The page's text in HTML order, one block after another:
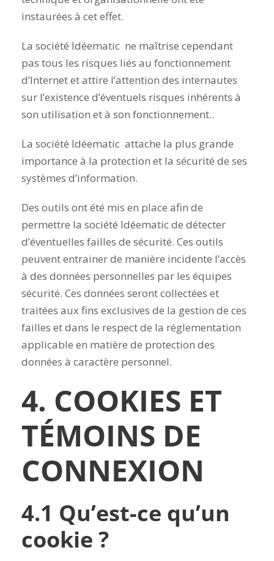
instaurées à cet effet.
La société Idéematic ne maîtrise cependant
pas tous les risques liés au fonctionnement
d’Internet et attire l’attention des internautes
sur l’existence d’éventuels risques inhérents à
son utilisation et à son fonctionnement..
La société Idéematic attache la plus grande
importance à la protection et la sécurité de ses
systèmes d’information.
Des outils ont été mis en place afin de
permettre la société Idéematic de détecter
d’éventuelles failles de sécurité. Ces outils
peuvent entrainer de manière incidente l’accès
à des données personnelles par les équipes
sécurité. Ces données seront collectées et
traitées aux fins exclusives de la gestion de ces
failles et dans le respect de la réglementation
applicable en matière de protection des
données à caractère personnel.
4. COOKIES ET
TÉMOINS DE
CONNEXION
4.1 Qu’est-ce qu’un
cookie ?